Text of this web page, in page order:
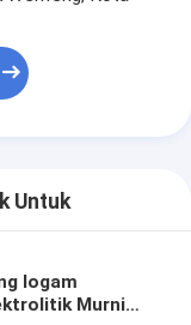
Untuk
logam
Murni